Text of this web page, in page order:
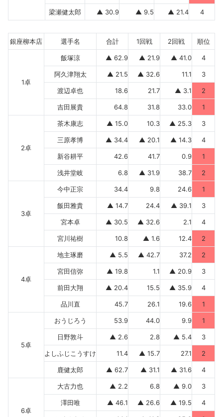
梁瀬健太郎 ▲ 30.9 ▲ 9.5 ▲ 21.4 4
銀座柳本店 選手名 合計 1回戦 2回戦 順位
1卓
飯塚涼 ▲ 62.9 ▲ 21.9 ▲ 41.0 4
阿久津翔太 ▲ 21.5 ▲ 32.6 11.1 3
渡辺卓也 18.6 21.7 ▲ 3.1 2
吉田展貴 64.8 31.8 33.0 1
2卓
茶木康志 ▲ 15.0 10.3 ▲ 25.3 3
三原孝博 ▲ 34.4 ▲ 20.1 ▲ 14.3 4
新谷耕平 42.6 41.7 0.9 1
浅井堂岐 6.8 ▲ 31.9 38.7 2
3卓
今中正宗 34.4 9.8 24.6 1
飯田雅貴 ▲ 14.7 24.4 ▲ 39.1 3
宮本卓 ▲ 30.5 ▲ 32.6 2.1 4
宮川祐樹 10.8 ▲ 1.6 12.4 2
4卓
地主琢磨 ▲ 5.5 ▲ 42.7 37.2 2
宮田信弥 ▲ 19.8 1.1 ▲ 20.9 3
前田大翔 ▲ 20.4 15.5 ▲ 35.9 4
品川直 45.7 26.1 19.6 1
5卓
おうじろう 53.9 44.0 9.9 1
日野敦斗 ▲ 2.6 2.8 ▲ 5.4 3
よしふじこうすけ 11.4 ▲ 15.7 27.1 2
鹿健太郎 ▲ 62.7 ▲ 31.1 ▲ 31.6 4
6卓
大古力也 ▲ 2.2 6.8 ▲ 9.0 3
澤田唯 ▲ 46.1 ▲ 26.6 ▲ 19.5 4